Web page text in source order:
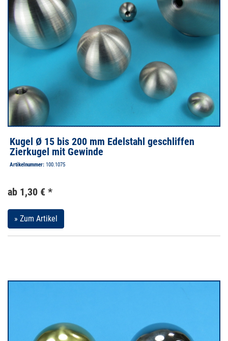
Kugel Ø 15 bis 200 mm Edelstahl geschliffen
Zierkugel mit Gewinde
Artikelnummer: 100.1075
ab 1,30 € *
» Zum Artikel